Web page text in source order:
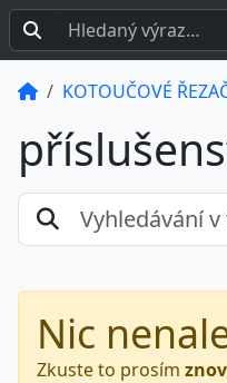
KOTOUČOVÉ
Nic
Zkuste to prosím